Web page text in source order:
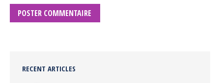
POSTER COMMENTAIRE
RECENT ARTICLES